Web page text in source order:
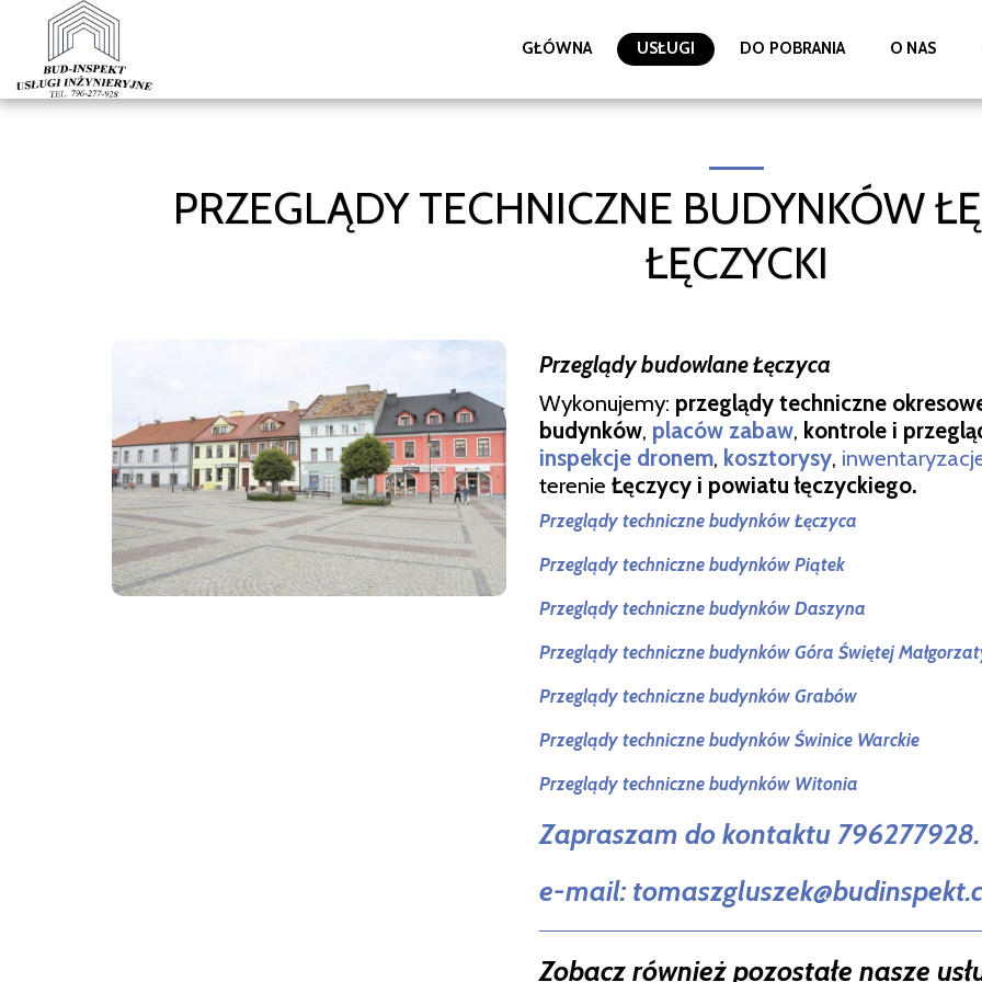
GŁÓWNA USŁUGI DO POBRANIA O NAS
PRZEGLĄDY TECHNICZNE BUDYNKÓW
ŁĘCZYCKI
Przeglądy budowlane Łęczyca
Wykonujemy: przeglądy techniczne
budynków, placów zabaw, kontrole i
inspekcje dronem, kosztorysy, i
terenie Łęczycy i powiatu łęczyckiego.
Przeglądy techniczne budynków Łęczyca
Przeglądy techniczne budynków Piątek
Przeglądy techniczne budynków Daszyna
Przeglądy techniczne budynków Góra Świętej
Przeglądy techniczne budynków Grabów
Przeglądy techniczne budynków Świnice Warckie
Przeglądy techniczne budynków Witonia
Zapraszam do kontaktu 796277928.
e-mail:
Zobacz również pozostałe nasze